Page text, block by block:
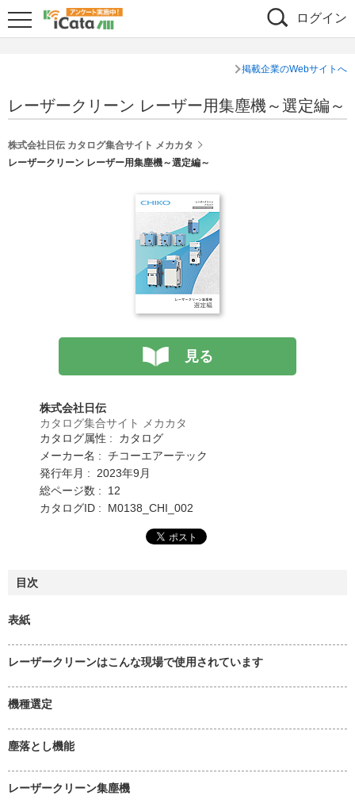
ログイン
掲載企業のWebサイトへ
レーザークリーン レーザー用集塵機～選定編～
株式会社日伝 カタログ集合サイト メカカタ
レーザークリーン レーザー用集塵機～選定編～
見る
株式会社日伝
カタログ集合サイト メカカタ
カタログ属性 : カタログ
メーカー名 : チコーエアーテック
発行年月 : 2023年9月
総ページ数 : 12
カタログID : M0138_CHI_002
目次
表紙
レーザークリーンはこんな現場で使用されています
機種選定
塵落とし機能
レーザークリーン集塵機